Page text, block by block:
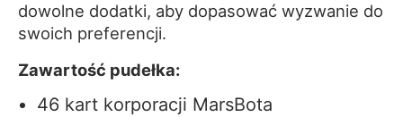
dowolne dodatki, aby dopasować wyzwanie do
swoich preferencji.
Zawartość pudełka:
46 kart korporacji MarsBota